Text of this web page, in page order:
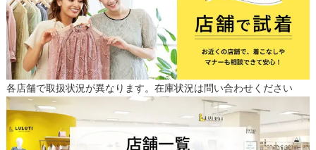
各店舗で取扱状況が異なります。在庫状況は問い合わせください